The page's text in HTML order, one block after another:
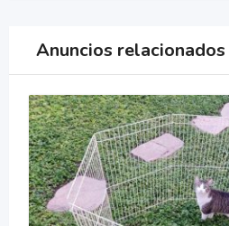
Anuncios relacionados